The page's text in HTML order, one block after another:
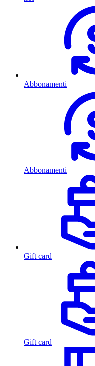
Abbonamenti
Abbonamenti
Gift card
Gift card